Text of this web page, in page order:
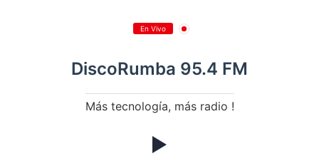
En Vivo
DiscoRumba 95.4 FM
Más tecnología, más radio !